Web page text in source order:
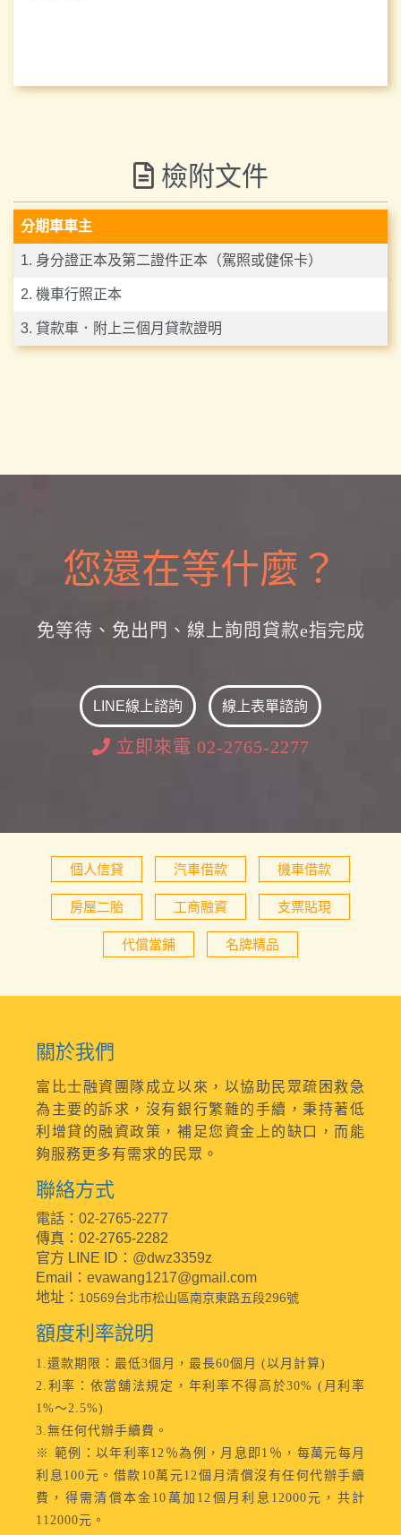
檢附文件
分期車車主
1. 身分證正本及第二證件正本（駕照或健保卡）
2. 機車行照正本
3. 貸款車．附上三個月貸款證明
您還在等什麼？
免等待、免出門、線上詢問貸款e指完成
LINE線上諮詢 線上表單諮詢
立即來電 02-2765-2277
個人信貸 汽車借款 機車借款
房屋二胎 工商融資 支票貼現
代償當鋪 名牌精品
關於我們
富比士融資團隊成立以來，以協助民眾疏困救急
為主要的訴求，沒有銀行繁雜的手續，秉持著低
利增貸的融資政策，補足您資金上的缺口，而能
夠服務更多有需求的民眾。
聯絡方式
電話：02-2765-2277
傳真：02-2765-2282
官方 LINE ID： @dwz3359z
Email： evawang1217@gmail.com
地址： 10569台北市松山區南京東路五段296號
額度利率說明
1.還款期限：最低3個月，最長60個月 (以月計算)
2.利率：依當舖法規定，年利率不得高於30% (月利率
1%～2.5%)
3.無任何代辦手續費。
※ 範例：以年利率12％為例，月息即1％，每萬元每月
利息100元。借款10萬元12個月清償沒有任何代辦手續
費，得需清償本金10萬加12個月利息12000元，共計
112000元。